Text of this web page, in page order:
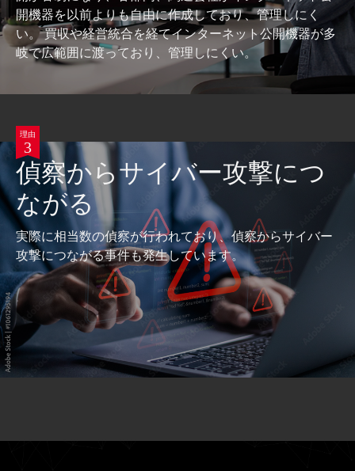
開機器を以前よりも自由に作成しており、管理しにく
い。 買収や経営統合を経てインターネット公開機器が多
岐で広範囲に渡っており、管理しにくい。
理由
3
偵察からサイバー攻撃につ
ながる
実際に相当数の偵察が行われており、偵察からサイバー
攻撃につながる事件も発生しています。